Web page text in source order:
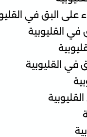
على البق في
القليوبية
في القليوبية